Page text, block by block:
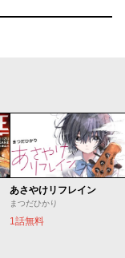
あさやけリフレイン
まつだひかり
1話無料